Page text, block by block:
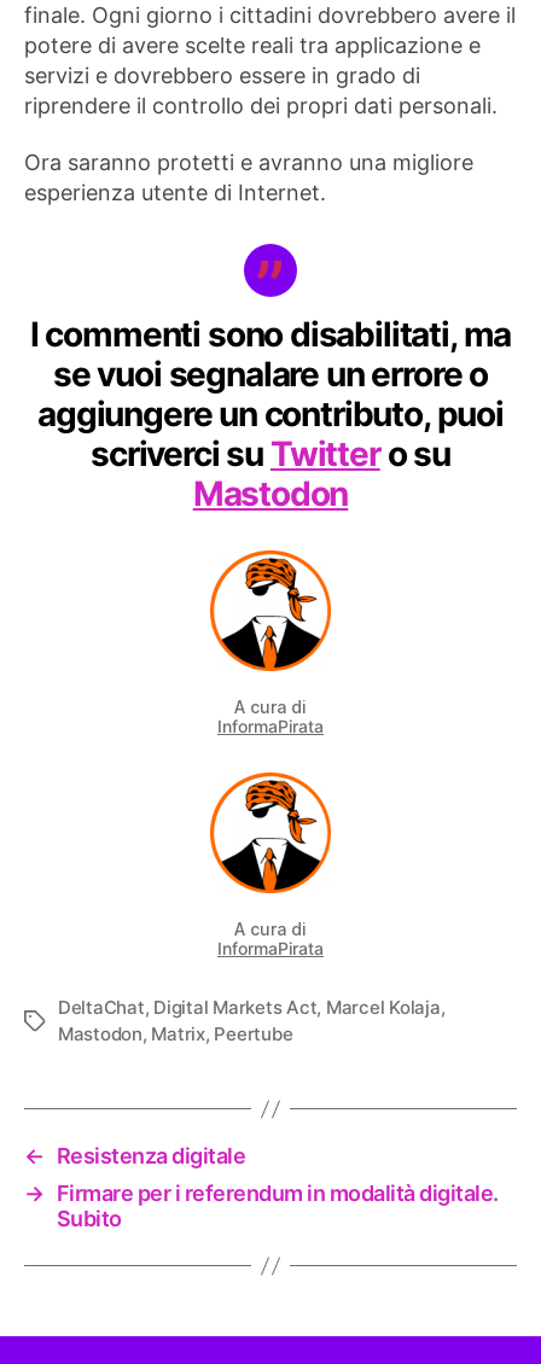
finale. Ogni giorno i cittadini dovrebbero avere il
potere di avere scelte reali tra applicazione e
servizi e dovrebbero essere in grado di
riprendere il controllo dei propri dati personali.
Ora saranno protetti e avranno una migliore
esperienza utente di Internet.
I commenti sono disabilitati, ma
se vuoi segnalare un errore o
aggiungere un contributo, puoi
scriverci su Twittero su
Mastodon
A cura di
InformaPirata
A cura di
InformaPirata
Tag
DeltaChat, Digital Markets Act, Marcel Kolaja,
Mastodon, Matrix, Peertube
←
Resistenza digitale
→ Firmare per i referendum in modalità digitale.
Subito